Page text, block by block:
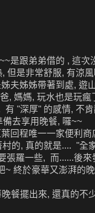
是跟弟弟借的 , 這次
但是非常舒服, 有涼
夫姊姊帶著到處, 遊
, 媽媽, 玩水也是玩
"深厚" 的感情, 不
去享用晚餐, 囉~~
回程唯一一家便利商
的, 真的就是.... "全
張羅一些, 而......後
~ 終於豪華又澎湃的
餐擺出來, 還真的不